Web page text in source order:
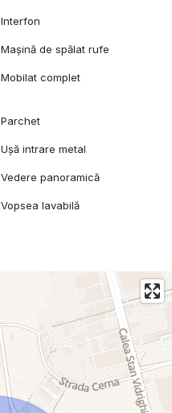
Interfon
Mașină de spălat rufe
Mobilat complet
Parchet
Ușă intrare metal
Vedere panoramică
Vopsea lavabilă